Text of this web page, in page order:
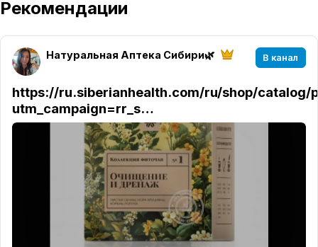
Рекомендации
Натуральная Аптека Сибири🌿 В канал
https://ru.siberianhealth.com/ru/shop/catalog/
utm_campaign=rr_s…